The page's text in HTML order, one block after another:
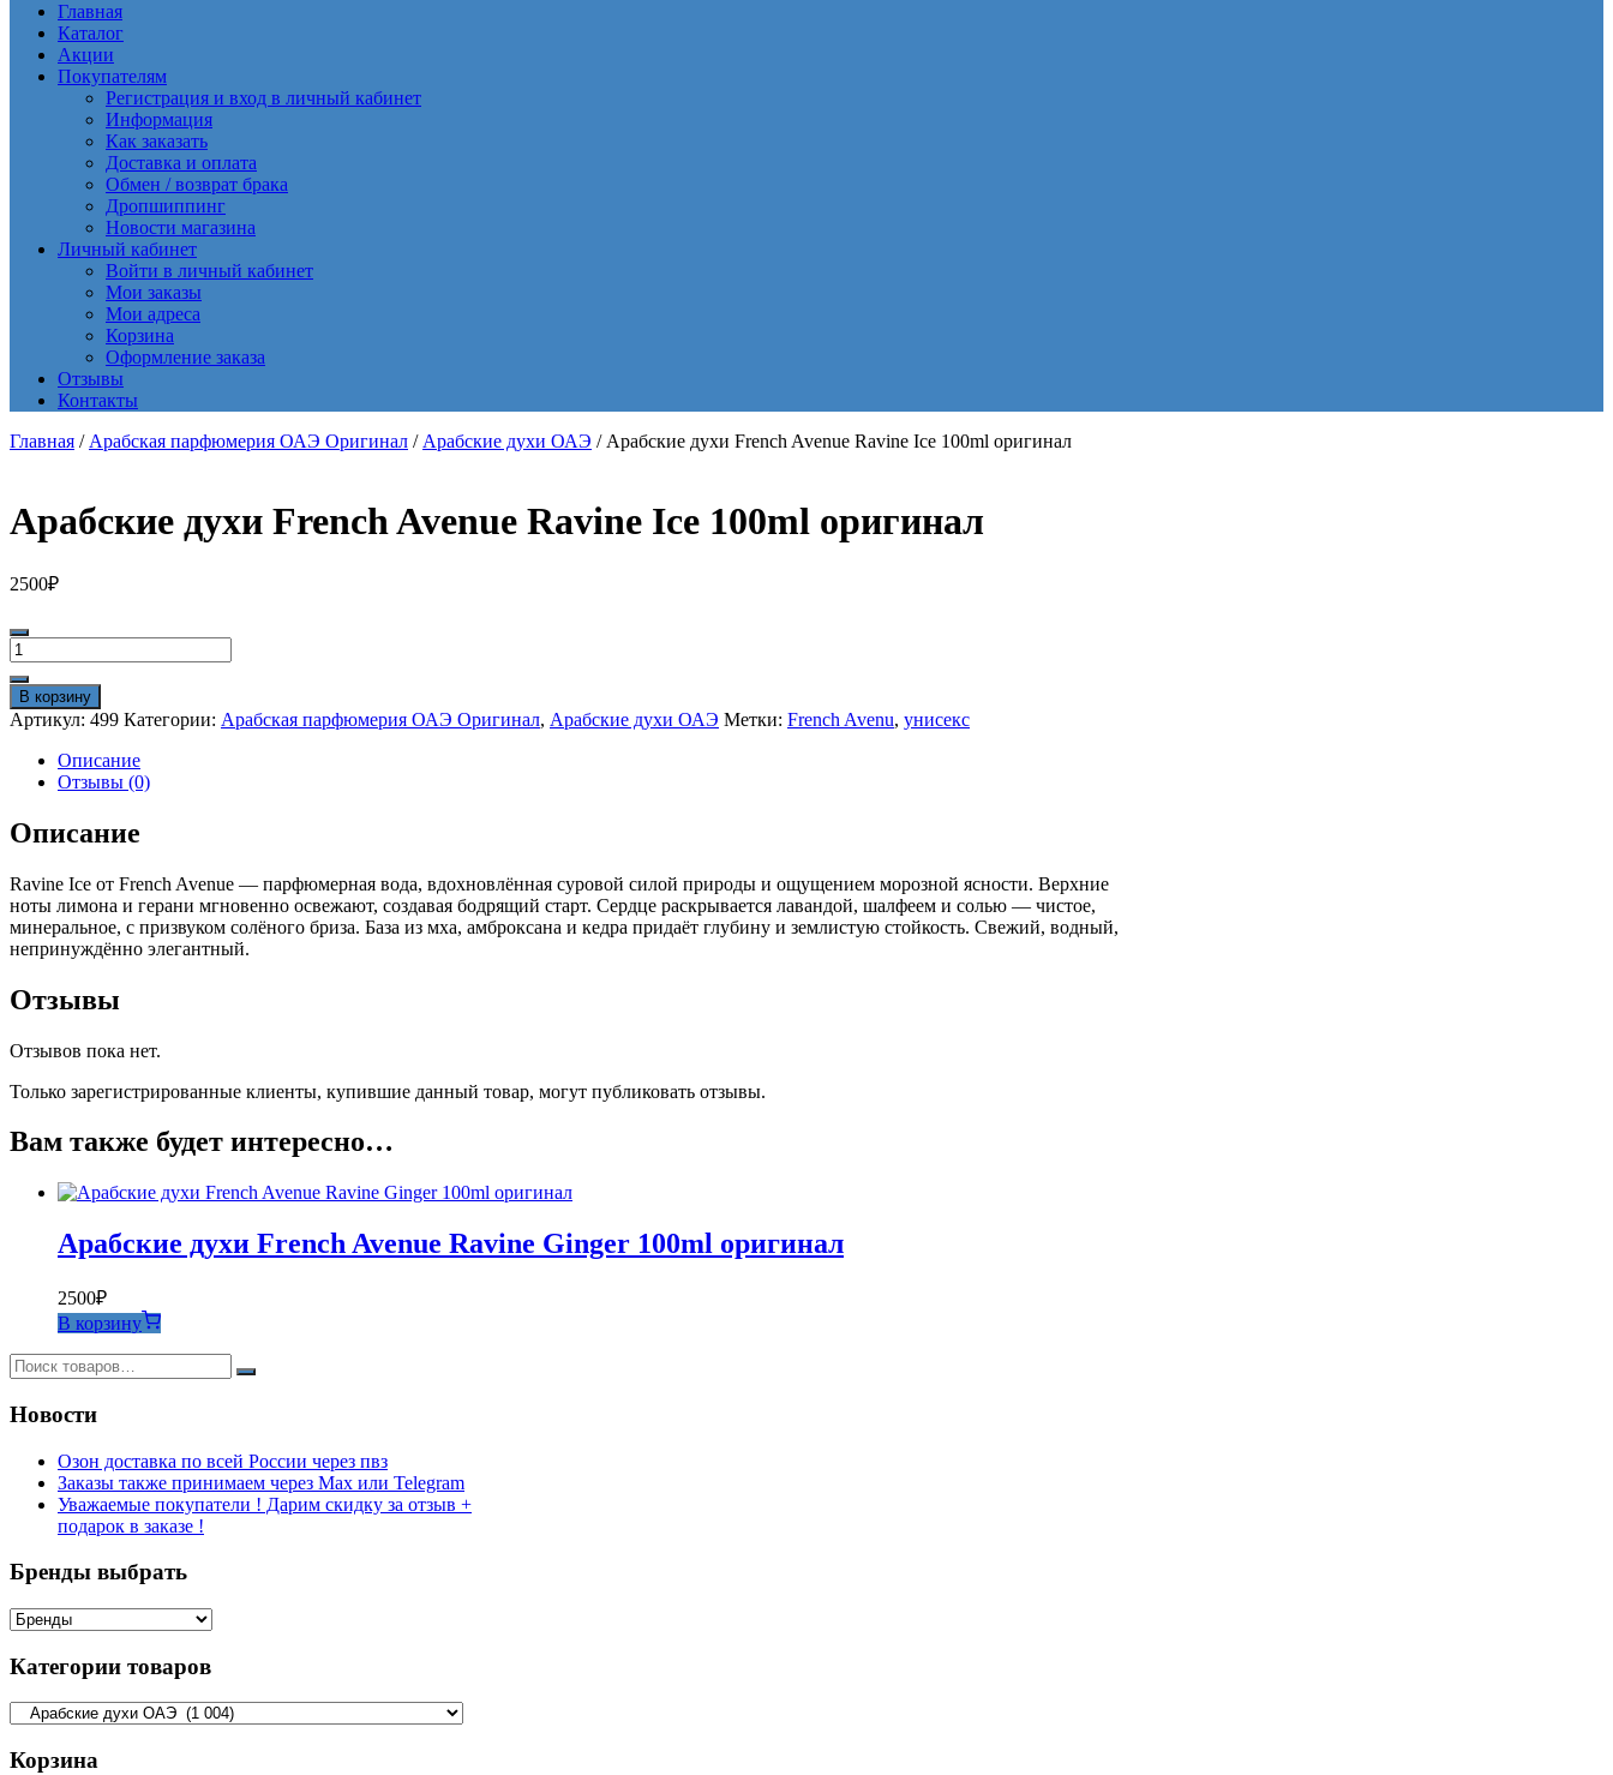
Главная
Каталог
Акции
Покупателям
Регистрация и вход в личный кабинет
Информация
Как заказать
Доставка и оплата
Обмен / возврат брака
Дропшиппинг
Новости магазина
Личный кабинет
Войти в личный кабинет
Мои заказы
Мои адреса
Корзина
Оформление заказа
Отзывы
Контакты
Главная / Арабская парфюмерия ОАЭ Оригинал / Арабские духи ОАЭ / Арабские духи French Avenue Ravine Ice 100ml оригинал
Арабские духи French Avenue Ravine Ice 100ml оригинал
2500₽
Количество
товара
Арабские
духи
French
Avenue
Ravine
100ml
оригинал
В корзину
Артикул: 499 Категории: Арабская парфюмерия ОАЭ Оригинал, Арабские духи ОАЭ Метки: French Avenu, унисекс
Описание
Отзывы (0)
Описание
Ravine Ice от French Avenue — парфюмерная вода, вдохновлённая суровой силой природы и ощущением морозной ясности. Верхние
ноты лимона и герани мгновенно освежают, создавая бодрящий старт. Сердце раскрывается лавандой, шалфеем и солью — чистое,
минеральное, с призвуком солёного бриза. База из мха, амброксана и кедра придаёт глубину и землистую стойкость. Свежий, водный,
непринуждённо элегантный.
Отзывы
Отзывов пока нет.
Только зарегистрированные клиенты, купившие данный товар, могут публиковать отзывы.
Вам также будет интересно…
Арабские духи French Avenue Ravine Ginger 100ml оригинал
2500₽
В корзину
Новости
Озон доставка по всей России через пвз
Заказы также принимаем через Max или Telegram
Уважаемые покупатели ! Дарим скидку за отзыв +
подарок в заказе !
Бренды выбрать
Категории товаров
Корзина